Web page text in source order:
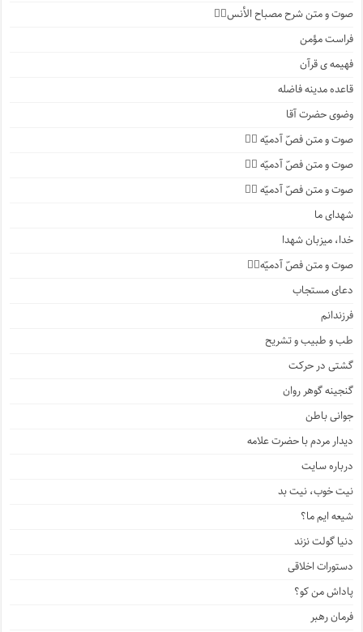
صوت و متن شرح مصباح الأنس۱️⃣
فراست مؤمن
فهیمه ی قرآن
قاعده مدینه فاضله
وضوی حضرت آقا
صوت و متن فصّ آدمیّه ۴️⃣
صوت و متن فصّ آدمیّه ۳️⃣
صوت و متن فصّ آدمیّه ۲️⃣
شهدای ما
خدا، میزبان شهدا
صوت و متن فصّ آدمیّه۱️⃣
دعای مستجاب
فرزندانم
طب و طبیب و تشریح
گشتی در حرکت
گنجینه گوهر روان
جوانی باطن
دیدار مردم با حضرت علامه
درباره سایت
نیت خوب، نیت بد
شیعه ایم ما؟
دنیا گولت نزند
دستورات اخلاقی
پاداش من کو؟
فرمان رهبر